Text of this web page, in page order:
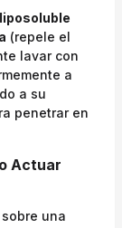
liposoluble
(repele el
lavar con
a
a su
penetrar en
Actuar
una